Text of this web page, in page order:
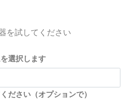
を試してください
選択します
ださい（オプションで）